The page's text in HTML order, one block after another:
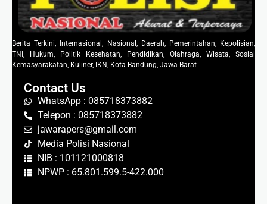
Berita Terkini, Internasional, Nasional, Daerah, Pemerintahan, Kepolisian,
TNI, Hukum, Politik Kesehatan, Pendidikan, Olahraga, Wisata, Sosial
Kemasyarakatan, Kuliner, IKN, Kota Bandung, Jawa Barat
Contact Us
WhatsApp : 085718373882
Telepon : 085718373882
jawarapers@gmail.com
Media Polisi Nasional
NIB : 101121000818
NPWP : 65.801.599.5-422.000